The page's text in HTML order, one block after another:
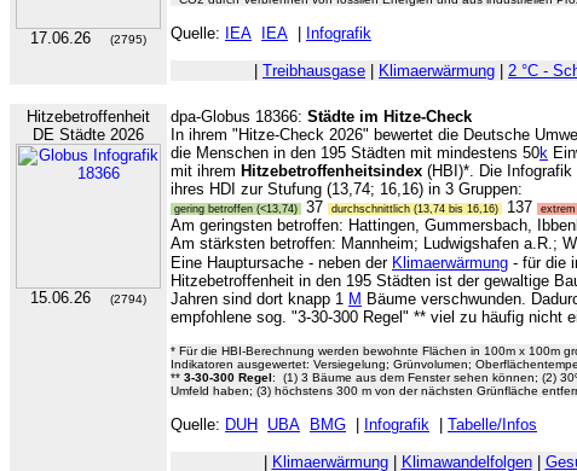
17.06.26 (2795) Quelle: IEA IEA Infografik
Treibhausgase Klimaerwärmung 2 °C -
Hitzebetroffenheit
DE Städte 2026
15.06.26 (2794)
dpa-Globus 18366: Städte im Hitze-Check
In ihrem "Hitze-Check 2026" bewertet die Deutsche
die Menschen in den 195 Städten mit mindestens 50k
mit ihrem Hitzebetroffenheitsindex (HBI)*. Die Infografik
ihres HDI zur Stufung (13,74; 16,16) in 3 Gruppen:
gering betroffen (<13,74) 37 durchschnittlich (13,74 bis 16,16) 137
Am geringsten betroffen: Hattingen, Gummersbach,
Am stärksten betroffen: Mannheim; Ludwigshafen a.R.;
Eine Hauptursache - neben der Klimaerwärmung - für die
Hitzebetroffenheit in den 195 Städten ist der gewaltige
Jahren sind dort knapp 1 M Bäume verschwunden.
empfohlene sog. "3-30-300 Regel" ** viel zu häufig nicht
* Für die HBI-Berechnung werden bewohnte Flächen in 100m x 100m
Indikatoren ausgewertet: Versiegelung; Grünvolumen;
** 3-30-300 Regel: (1) 3 Bäume aus dem Fenster sehen können; (2)
Umfeld haben; (3) höchstens 300 m von der nächsten Grünfläche
Quelle: DUH UBA BMG Infografik Tabelle/Infos
Klimaerwärmung| Klimawandelfolgen|